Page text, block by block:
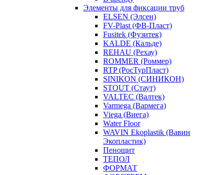
Элементы для фиксации труб
ELSEN (Элсен)
FV-Plast (ФВ-Пласт)
Fusitek (Фузитек)
KALDE (Кальде)
REHAU (Рехау)
ROMMER (Роммер)
RTP (РосТурПласт)
SINIKON (СИНИКОН)
STOUT (Стаут)
VALTEC (Валтек)
Varmega (Вармега)
Viega (Виега)
Water Floor
WAVIN Ekoplastik (Вавин
Экопластик)
Пенощит
ТЕПОЛ
ФОРМАТ